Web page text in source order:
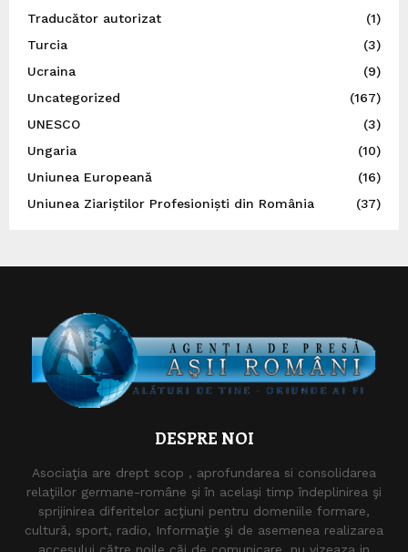
Traducător autorizat
(1)
Turcia
(3)
Ucraina
(9)
Uncategorized
(167)
UNESCO
(3)
Ungaria
(10)
Uniunea Europeană
(16)
Uniunea Ziariștilor Profesioniști din România
(37)
DESPRE NOI
Asociaţia are drept scop , aprofundarea si consolidarea
relaţiilor germane-române şi în acelaşi timp îndeplinirea şi
sprijinirea diferitelor acţiuni pentru domeniile formare,
cultură, sport, radio, Informaţie şi de asemenea realizarea